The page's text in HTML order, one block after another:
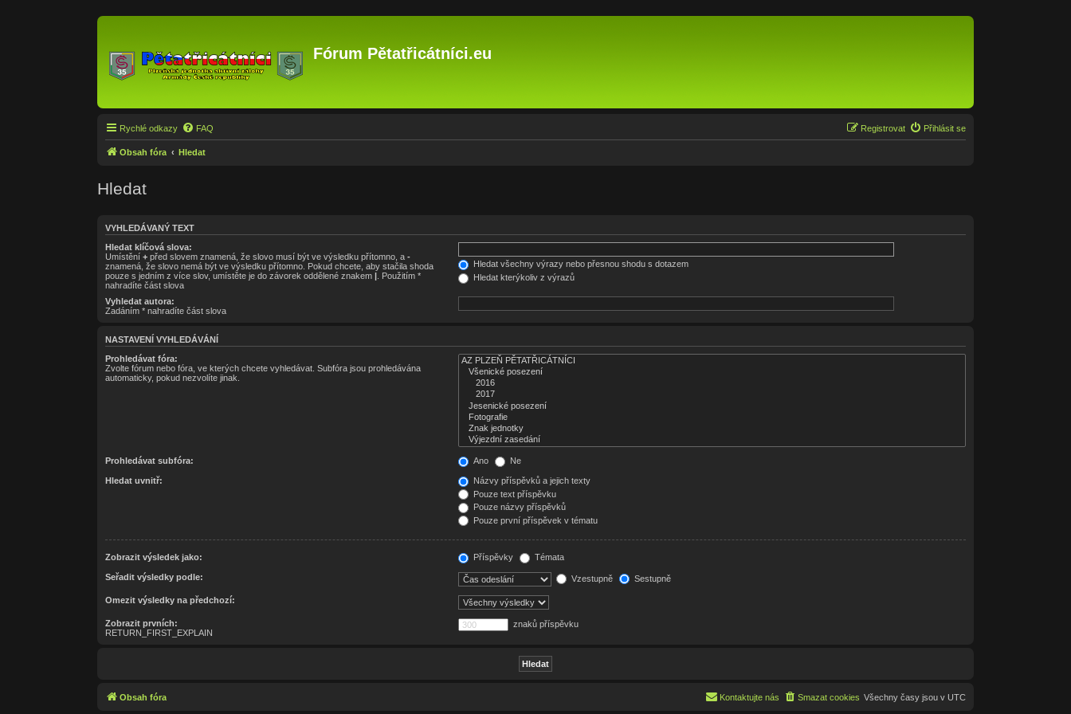
Fórum Pětatřicátníci.eu
Rychlé odkazy FAQ Přihlásit se
Registrovat
Obsah fóra Hledat
Hledat
VYHLEDÁVANÝ TEXT
Hledat klíčová slova:
Umístění + před slovem znamená, že slovo musí být ve výsledku přítomno, a -
znamená, že slovo nemá být ve výsledku přítomno. Pokud chcete, aby stačila shoda
pouze s jedním z více slov, umístěte je do závorek oddělené znakem
. Použitím *
nahradíte část slova
Hledat všechny výrazy nebo přesnou shodu s dotazem
Hledat kterýkoliv z výrazů
Vyhledat autora:
Zadáním * nahradíte část slova
NASTAVENÍ VYHLEDÁVÁNÍ
Prohledávat fóra:
Zvolte fórum nebo fóra, ve kterých chcete vyhledávat. Subfóra jsou prohledávána
automaticky, pokud nezvolíte jinak.
Prohledávat subfóra: Ano Ne
Hledat uvnitř:
Názvy příspěvků a jejich texty
Pouze text příspěvku
Pouze názvy příspěvků
Pouze první příspěvek v tématu
Zobrazit výsledek jako: Příspěvky Témata
Seřadit výsledky podle: Vzestupně Sestupně
Omezit výsledky na předchozí:
Zobrazit prvních:
RETURN_FIRST_EXPLAIN
znaků příspěvku
Obsah fóra Všechny časy jsou v UTC
Smazat cookies
Kontaktujte nás